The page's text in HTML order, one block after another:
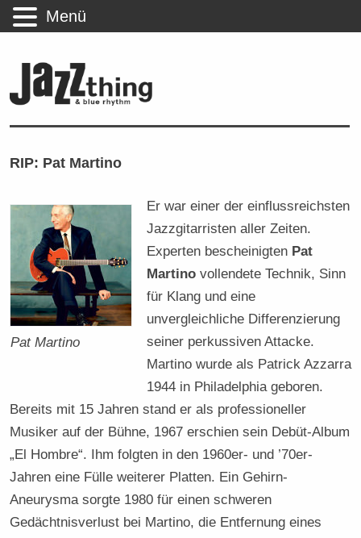
RIP: Pat Martino
Pat Martino
Er war einer der einflussreichsten
Jazzgitarristen aller Zeiten.
Experten bescheinigten Pat
Martino vollendete Technik, Sinn
für Klang und eine
unvergleichliche Differenzierung
seiner perkussiven Attacke.
Martino wurde als Patrick Azzarra
1944 in Philadelphia geboren.
Bereits mit 15 Jahren stand er als professioneller
Musiker auf der Bühne, 1967 erschien sein Debüt-Album
„El Hombre“. Ihm folgten in den 1960er- und ’70er-
Jahren eine Fülle weiterer Platten. Ein Gehirn-
Aneurysma sorgte 1980 für einen schweren
Gedächtnisverlust bei Martino, die Entfernung eines
Menü